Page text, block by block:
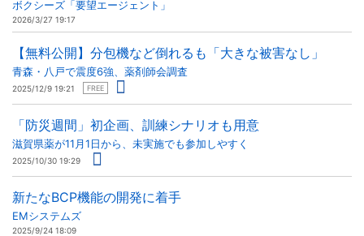
ボクシーズ「要望エージェント」
2026/3/27 19:17
【無料公開】分包機など倒れるも「大きな被害なし」
青森・八戸で震度6強、薬剤師会調査
2025/12/9 19:21 FREE
「防災週間」初企画、訓練シナリオも用意
滋賀県薬が11月1日から、未実施でも参加しやすく
2025/10/30 19:29
新たなBCP機能の開発に着手
EMシステムズ
2025/9/24 18:09